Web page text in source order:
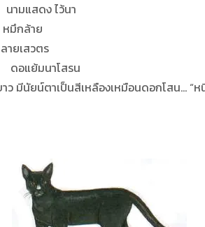
ง ไว้นา
าย
วตร
นาโสรน
มีนัยน์ตาเป็นสีเหลืองเหมือนดอกโสน… “ห